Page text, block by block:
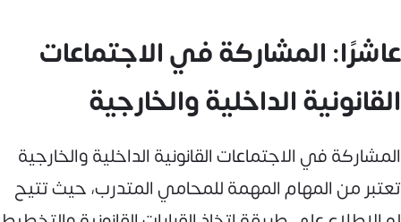
عاشرًا: المشاركة في الاجتماعات
القانونية الداخلية والخارجية
المشاركة في الاجتماعات القانونية الداخلية والخارجية
تعتبر من المهام المهمة للمحامي المتدرب، حيث تتيح